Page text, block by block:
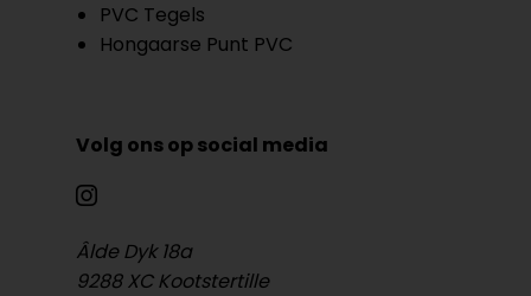
PVC Tegels
Hongaarse Punt PVC
Volg ons op social media
Âlde Dyk 18a
9288 XC Kootstertille